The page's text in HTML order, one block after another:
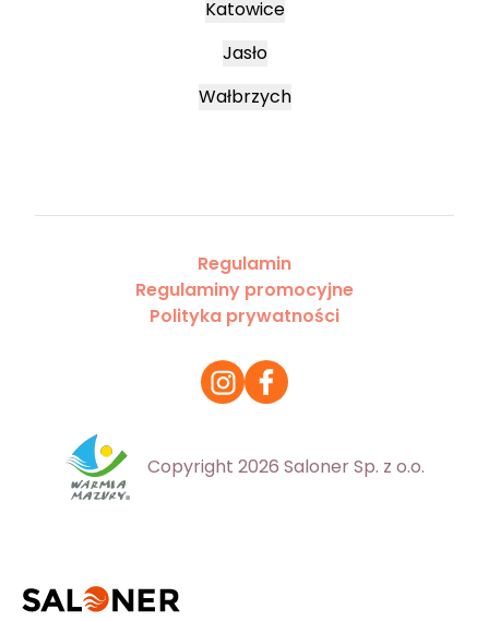
Katowice
Jasło
Wałbrzych
Regulamin
Regulaminy promocyjne
Polityka prywatności
Copyright 2026 Saloner Sp. z o.o.